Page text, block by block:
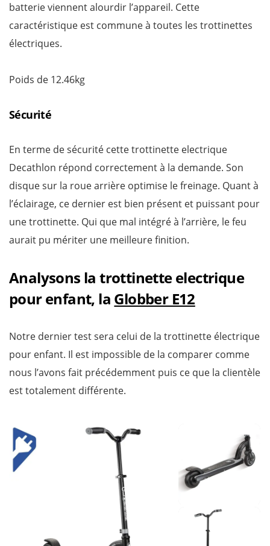
batterie viennent alourdir l’appareil. Cette
caractéristique est commune à toutes les trottinettes
électriques.
Poids de 12.46kg
Sécurité
En terme de sécurité cette trottinette electrique
Decathlon répond correctement à la demande. Son
disque sur la roue arrière optimise le freinage. Quant à
l’éclairage, ce dernier est bien présent et puissant pour
une trottinette. Qui que mal intégré à l’arrière, le feu
aurait pu mériter une meilleure finition.
Analysons la trottinette electrique
pour enfant, la Globber E12
Notre dernier test sera celui de la trottinette électrique
pour enfant. Il est impossible de la comparer comme
nous l’avons fait précédemment puis ce que la clientèle
est totalement différente.